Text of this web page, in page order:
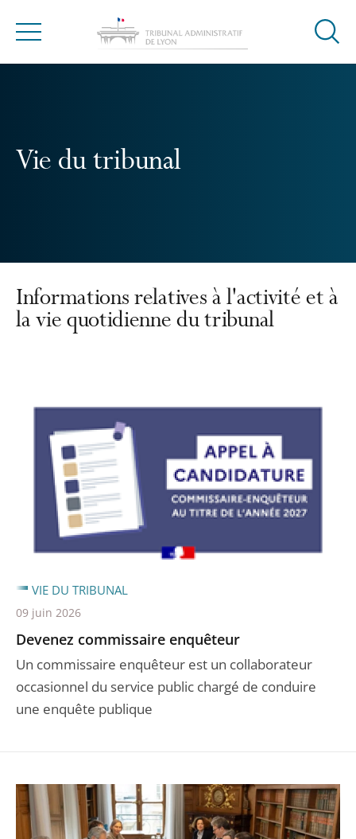
Menu
Ouvrir
Vie du tribunal
Informations relatives à l'activité et à
la vie quotidienne du tribunal
Devenez commissaire enquêteur
Un commissaire enquêteur est un collaborateur
occasionnel du service public chargé de conduire
une enquête publique
VIE DU TRIBUNAL
09 juin 2026